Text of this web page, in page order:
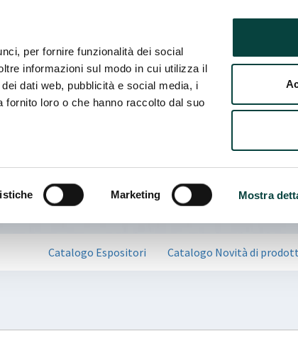
per fornire funzionalità dei social
informazioni sul modo in cui utilizza il
dati web, pubblicità e social media, i
loro o che hanno raccolto dal suo
Marketing Mostra
Italiano
Catalogo Espositori Catalogo Novità di